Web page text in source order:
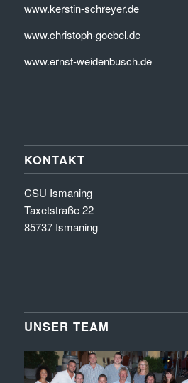
www.kerstin-schreyer.de
www.christoph-goebel.de
www.ernst-weidenbusch.de
KONTAKT
CSU Ismaning
Taxetstraße 22
85737 Ismaning
UNSER TEAM